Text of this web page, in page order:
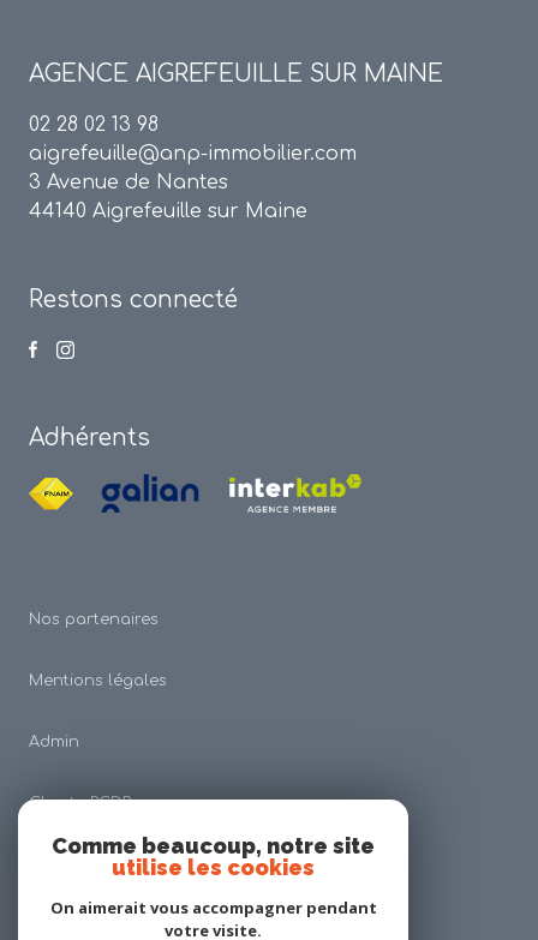
AGENCE AIGREFEUILLE SUR MAINE
02 28 02 13 98
aigrefeuille@anp-immobilier.com
3 Avenue de Nantes
44140 Aigrefeuille sur Maine
Restons connecté
Adhérents
Nos partenaires
Mentions légales
Admin
Charte RGDP
Nos honoraires
Comme beaucoup, notre site
utilise les cookies
On aimerait vous accompagner pendant
votre visite.